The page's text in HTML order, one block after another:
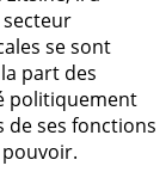
se sont
part des
politiquement
de ses fonctions